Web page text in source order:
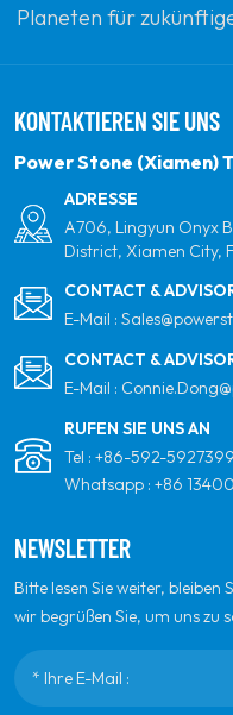
Planeten für
Energieprodukten
globalen Partner für
KONTAKTIEREN SIE UNS
Power Stone (Xiamen)
ADRESSE
A706, Lingyun Onyx
District, Xiamen City,
CONTACT &
E-Mail :
CONTACT &
E-Mail :
RUFEN SIE UNS AN
Tel : +86-592-5927399
Whatsapp : +86
NEWSLETTER
Bitte lesen Sie weiter,
wir begrüßen Sie, um uns zu